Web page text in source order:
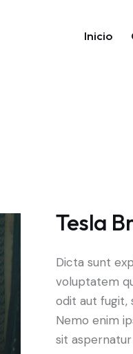
Inicio
Tesla
Dicta sunt
voluptatem
odit aut fugit,
Nemo enim
sit